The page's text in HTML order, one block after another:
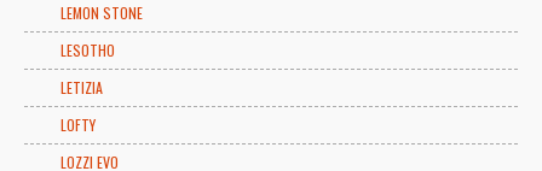
LEMON STONE
LESOTHO
LETIZIA
LOFTY
LOZZI EVO